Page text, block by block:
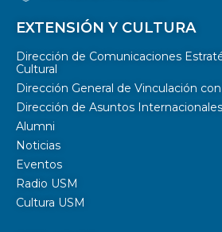
EXTENSIÓN Y CULTURA
Dirección de Comunicaciones
Cultural
Dirección General de Vinculación
Dirección de Asuntos Internacionales
Alumni
Noticias
Eventos
Radio USM
Cultura USM